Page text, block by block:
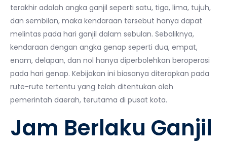
terakhir adalah angka ganjil seperti satu, tiga, lima, tujuh,
dan sembilan, maka kendaraan tersebut hanya dapat
melintas pada hari ganjil dalam sebulan. Sebaliknya,
kendaraan dengan angka genap seperti dua, empat,
enam, delapan, dan nol hanya diperbolehkan beroperasi
pada hari genap. Kebijakan ini biasanya diterapkan pada
rute-rute tertentu yang telah ditentukan oleh
pemerintah daerah, terutama di pusat kota.
Jam Berlaku Ganjil